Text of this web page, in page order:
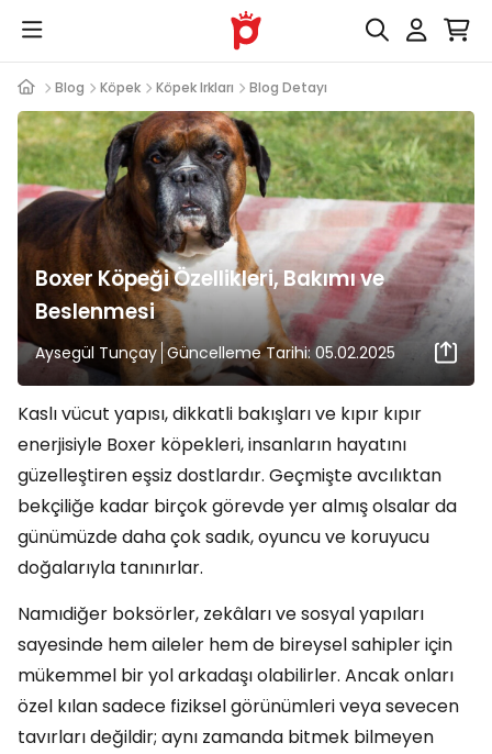
Blog Köpek Köpek Irkları Blog Detayı
Boxer Köpeği Özellikleri, Bakımı ve
Beslenmesi
Aysegül Tunçay Güncelleme Tarihi: 05.02.2025
Kaslı vücut yapısı, dikkatli bakışları ve kıpır kıpır
enerjisiyle Boxer köpekleri, insanların hayatını
güzelleştiren eşsiz dostlardır. Geçmişte avcılıktan
bekçiliğe kadar birçok görevde yer almış olsalar da
günümüzde daha çok sadık, oyuncu ve koruyucu
doğalarıyla tanınırlar.
Namıdiğer boksörler, zekâları ve sosyal yapıları
sayesinde hem aileler hem de bireysel sahipler için
mükemmel bir yol arkadaşı olabilirler. Ancak onları
özel kılan sadece fiziksel görünümleri veya sevecen
tavırları değildir; aynı zamanda bitmek bilmeyen